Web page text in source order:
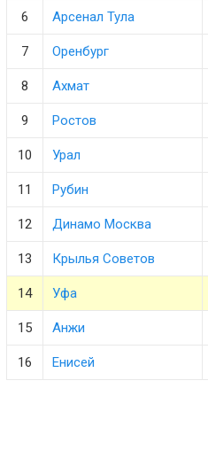
6 Арсенал Тула
7 Оренбург
8 Ахмат
9 Ростов
10 Урал
11 Рубин
12 Динамо Москва
13 Крылья Советов
14 Уфа
15 Анжи
16 Енисей